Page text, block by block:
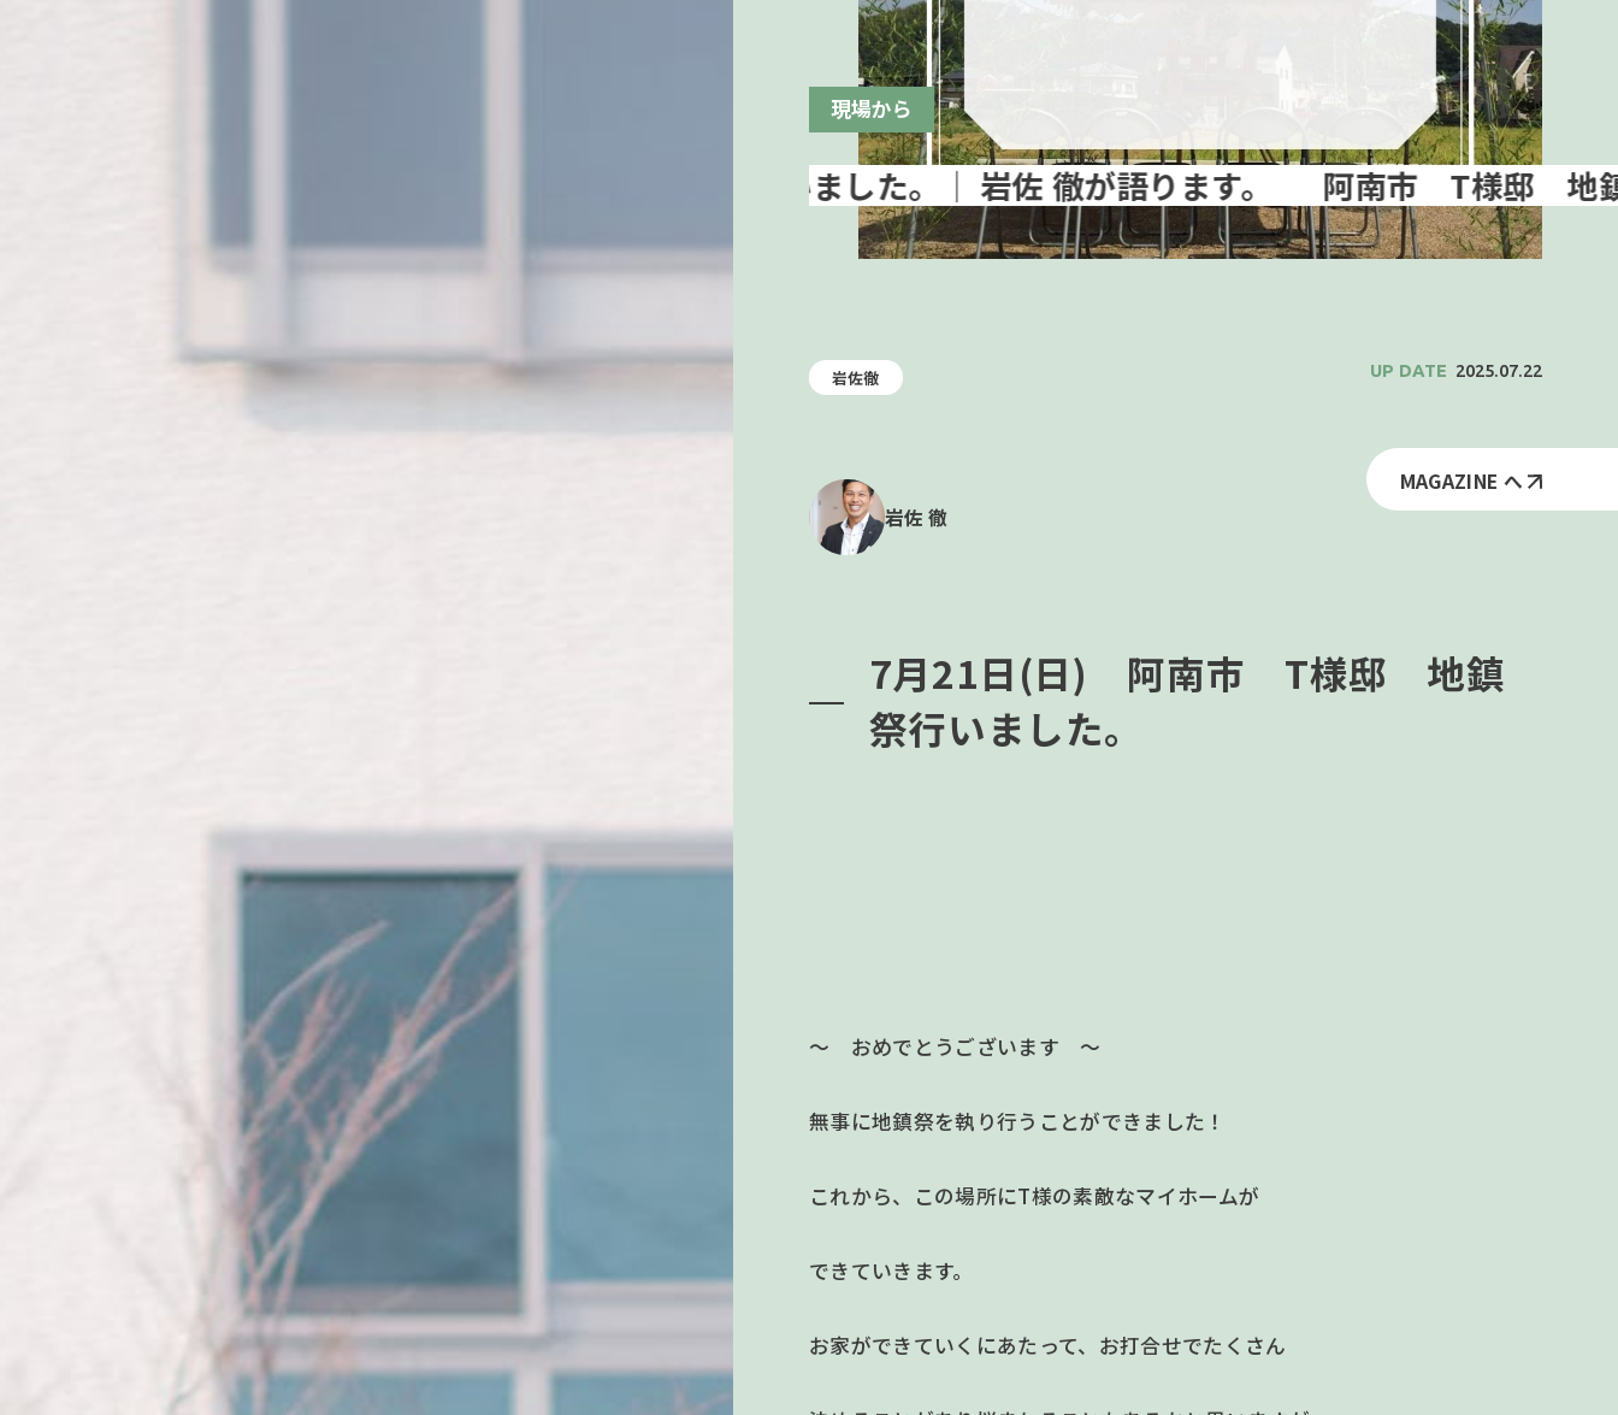
現場から
阿南市 T様邸 地鎮祭行い
岩佐徹 2025.07.22
MAGAZINE へ
岩佐 徹
7月21日(日) 阿南市 T様邸 地鎮
祭行いました。
～ おめでとうございます ～
無事に地鎮祭を執り行うことができました！
これから、この場所にT様の素敵なマイホームが
できていきます。
お家ができていくにあたって、お打合せでたくさん